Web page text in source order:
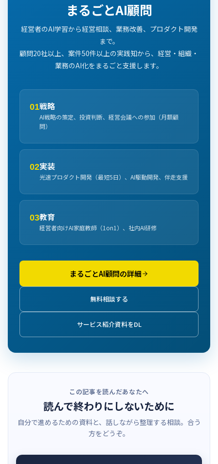
まるごとAI顧問
経営者のAI学習から経営相談、業務改善、プロダクト開発
まで。
顧問20社以上、案件50件以上の実践知から、経営・組織・
業務のAI化をまるごと支援します。
01戦略
AI戦略の策定、投資判断、経営会議への参加（月額顧
問）
02実装
光速プロダクト開発（最短5日）、AI駆動開発、伴走支援
03教育
経営者向けAI家庭教師（1on1）、社内AI研修
まるごとAI顧問の詳細
無料相談する
サービス紹介資料をDL
この記事を読んだあなたへ
読んで終わりにしないために
自分で進めるための資料と、話しながら整理する相談。合う
方をどうぞ。